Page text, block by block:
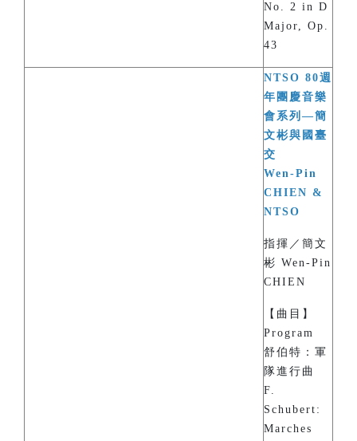
No. 2 in D
Major, Op.
43
NTSO 80週
年團慶音樂
會系列—簡
文彬與國臺
交
Wen-Pin
CHIEN &
NTSO
指揮／簡文
彬 Wen-Pin
CHIEN
【曲目】
Program
舒伯特：軍
隊進行曲
F.
Schubert:
Marches